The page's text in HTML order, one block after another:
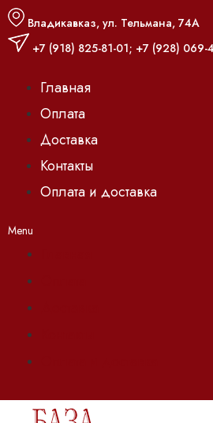
Владикавказ, ул. Тельмана, 74А
+7 (918) 825-81-01; +7 (928) 069-
Главная
Оплата
Доставка
Контакты
Оплата и доставка
Menu